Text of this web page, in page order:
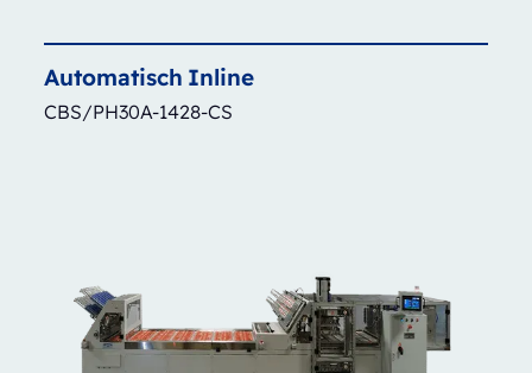
Automatisch Inline
CBS/PH30A-1428-CS